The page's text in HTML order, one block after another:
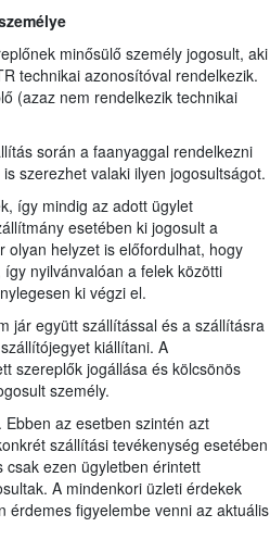
minősülő személy jogosult, aki
technikai azonosítóval rendelkezik.
(azaz nem rendelkezik technikai
során a faanyaggal rendelkezni
szerezhet valaki ilyen jogosultságot.
így mindig az adott ügylet
esetében ki jogosult a
helyzet is előfordulhat, hogy
nyilvánvalóan a felek közötti
ki végzi el.
jár együtt szállítással és a szállításra
kiállítani. A
szereplők jogállása és kölcsönös
személy.
az esetben szintén azt
szállítási tevékenység esetében
ezen ügyletben érintett
A mindenkori üzleti érdekek
figyelembe venni az aktuális